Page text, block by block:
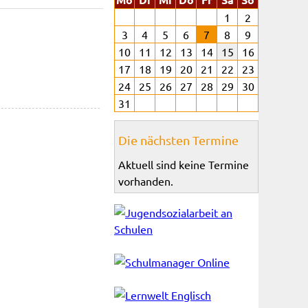
1
2
3
4 5 6 7 8
9
10
11 12 13 14 15
16
17
18 19 20 21 22
23
24
25 26 27 28 29
30
31
Die nächsten Termine
Aktuell sind keine Termine
vorhanden.